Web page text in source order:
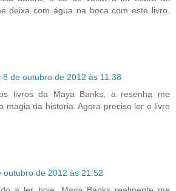
deixa com água na boca com este livro.
8 de outubro de 2012 às 11:38
livros da Maya Banks, a resenha me
magia da historia. Agora preciso ler o livro
outubro de 2012 às 21:52